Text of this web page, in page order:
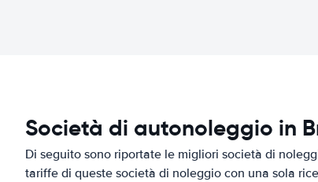
Società di autonoleggio in
Di seguito sono riportate le migliori società di
tariffe di queste società di noleggio con una sola